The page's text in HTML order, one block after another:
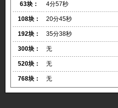
63块： 4分57秒
108块： 20分45秒
192块： 35分38秒
300块： 无
520块： 无
768块： 无